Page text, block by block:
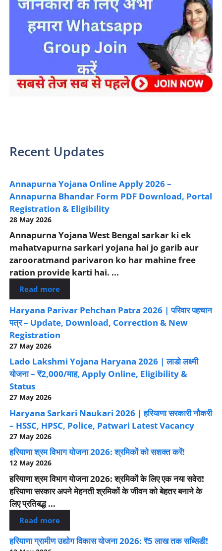
Recent Updates
Annapurna Yojana Online Apply 2026 –
Annapurna Bhandar Form PDF Download, Portal
Registration & Eligibility
28 May 2026
Annapurna Yojana West Bengal sarkar ki ek
mahatvapurna sarkari yojana hai jo garib aur
zarooratmand parivaron ko har mahine free
ration provide karti hai. ...
Read more
Haryana Parivar Pehchan Patra 2026 | परिवार पहचान
पत्र – Update, Download, Correction & New
Registration
27 May 2026
Lado Lakshmi Yojana Haryana 2026 | लाडो लक्ष्मी
योजना – ₹2,000/माह, Apply Online, Eligibility &
Status
27 May 2026
Haryana Sarkari Naukari 2026 | हरियाणा सरकारी नौकरी
– HSSC, HPSC, Police, Patwari Latest Vacancy
27 May 2026
हरियाणा श्रम विभाग योजना 2026: श्रमिकों को सशक्त करें!
12 May 2026
हरियाणा श्रम विभाग योजना 2026: श्रमिकों के लिए एक नया सवेरा!
हरियाणा सरकार अपने मेहनती श्रमिकों के जीवन को बेहतर बनाने के
लिए प्रतिबद्ध ...
Read more
हरियाणा ग्रामीण उद्योग विकास योजना 2026: ₹5 लाख तक सब्सिडी!